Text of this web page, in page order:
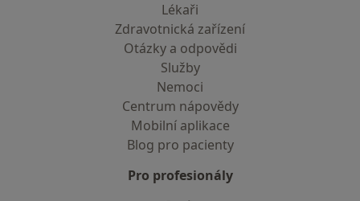
Lékaři
Zdravotnická zařízení
Otázky a odpovědi
Služby
Nemoci
Centrum nápovědy
Mobilní aplikace
Blog pro pacienty
Pro profesionály